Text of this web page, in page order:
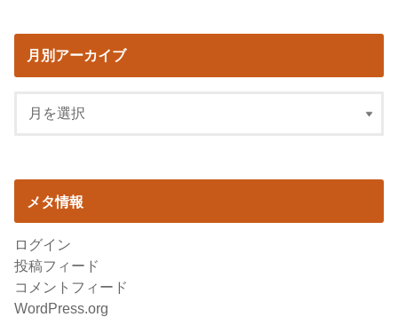
月別アーカイブ
メタ情報
ログイン
投稿フィード
コメントフィード
WordPress.org